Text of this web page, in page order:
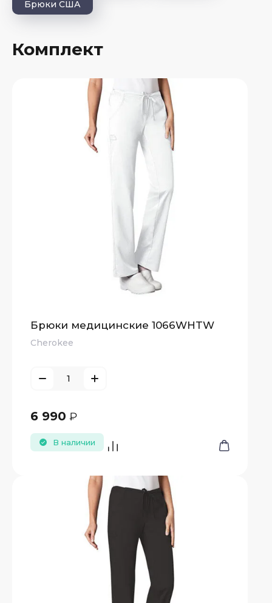
Брюки США
Комплект
Брюки медицинские 1066WHTW
Cherokee
6 990 ₽
В наличии